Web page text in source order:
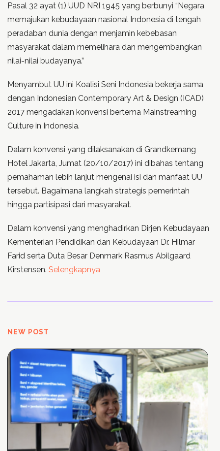
Pasal 32 ayat (1) UUD NRI 1945 yang berbunyi “Negara
memajukan kebudayaan nasional Indonesia di tengah
peradaban dunia dengan menjamin kebebasan
masyarakat dalam memelihara dan mengembangkan
nilai-nilai budayanya.”
Menyambut UU ini Koalisi Seni Indonesia bekerja sama
dengan Indonesian Contemporary Art & Design (ICAD)
2017 mengadakan konvensi bertema Mainstreaming
Culture in Indonesia.
Dalam konvensi yang dilaksanakan di Grandkemang
Hotel Jakarta, Jumat (20/10/2017) ini dibahas tentang
pemahaman lebih lanjut mengenai isi dan manfaat UU
tersebut. Bagaimana langkah strategis pemerintah
hingga partisipasi dari masyarakat.
Dalam konvensi yang menghadirkan Dirjen Kebudayaan
Kementerian Pendidikan dan Kebudayaan Dr. Hilmar
Farid serta Duta Besar Denmark Rasmus Abilgaard
Kirstensen. Selengkapnya
NEW POST